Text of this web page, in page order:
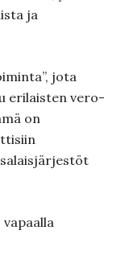
ja
jota
erilaisten vero-
on